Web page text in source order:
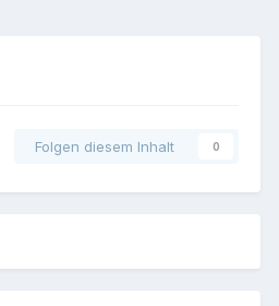
Folgen diesem Inhalt 0